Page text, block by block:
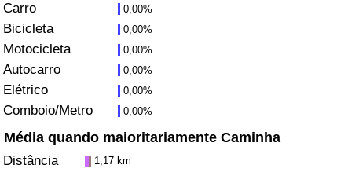
Carro 0,00%
Bicicleta 0,00%
Motocicleta 0,00%
Autocarro 0,00%
Elétrico 0,00%
Comboio/Metro 0,00%
Média quando maioritariamente Caminha
Distância 1,17 km
Indicador de Saúde (Atual)
Indicador de Saúde
Indicador de Saúde por País
Poluição